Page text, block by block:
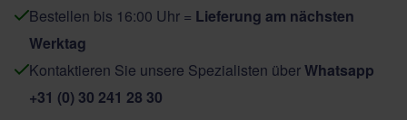
Bestellen bis 16:00 Uhr = Lieferung am nächsten
Werktag
Kontaktieren Sie unsere Spezialisten überWhatsapp
+31 (0) 30 241 28 30